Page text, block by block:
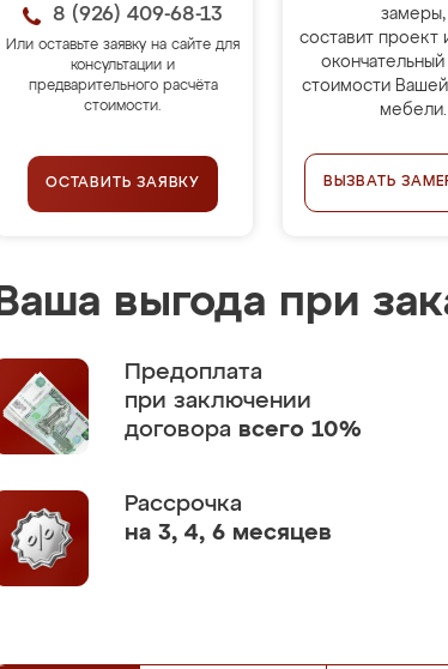
8 (926) 409-68-13
Или оставьте заявку на сайте для
консультации и
предварительного расчёта
стоимости.
ОСТАВИТЬ ЗАЯВКУ
замеры,
составит проект
окончательный
стоимости
мебели.
ВЫЗВАТЬ
Ваша выгода при
Предоплата
при заключении
договора всего 10%
Рассрочка
на 3, 4, 6 месяцев